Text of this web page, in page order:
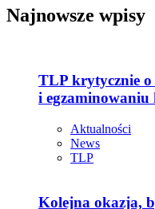
Najnowsze wpisy
TLP krytycznie o
i egzaminowaniu
Aktualności
News
TLP
Kolejna okazja,